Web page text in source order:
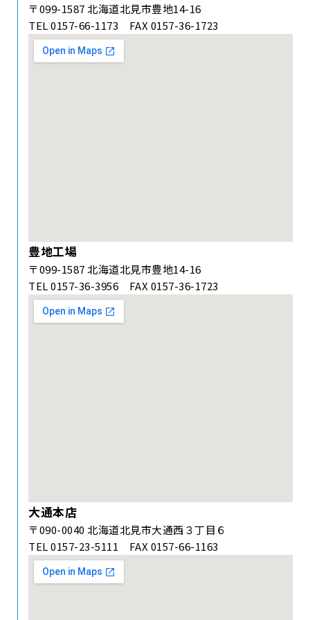
〒099-1587 北海道北見市豊地14-16
TEL 0157-66-1173 FAX 0157-36-1723
豊地工場
〒099-1587 北海道北見市豊地14-16
TEL 0157-36-3956 FAX 0157-36-1723
大通本店
〒090-0040 北海道北見市大通西３丁目６
TEL 0157-23-5111 FAX 0157-66-1163